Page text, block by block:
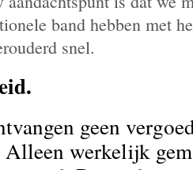
band hebben met
snel.
geen
Alleen werkelijk